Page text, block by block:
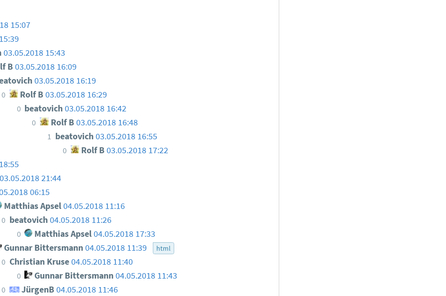
15:07
03.05.2018 15:43
B 03.05.2018 16:09
03.05.2018 16:19
0 Rolf B03.05.2018 16:29
0 beatovich03.05.2018 16:42
0 Rolf B03.05.2018 16:48
1 beatovich03.05.2018 16:55
0 Rolf B 03.05.2018 17:22
21:44
06:15
Matthias Apsel04.05.2018 11:16
0 beatovich04.05.2018 11:26
0 Matthias Apsel04.05.2018 17:33
Gunnar Bittersmann04.05.2018 11:39 html
0 Christian Kruse04.05.2018 11:40
0 Gunnar Bittersmann04.05.2018 11:43
0 JürgenB 04.05.2018 11:46